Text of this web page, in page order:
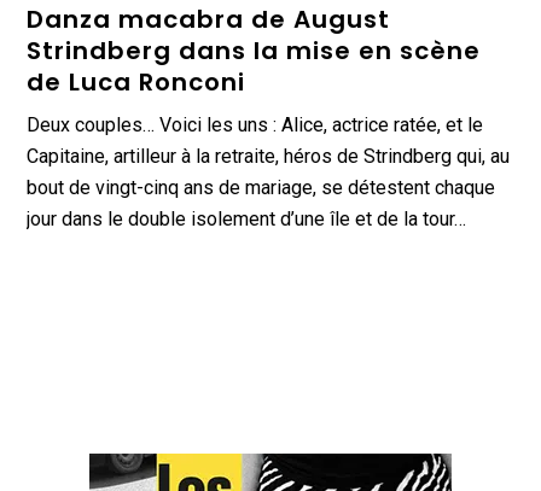
Danza macabra de August
Strindberg dans la mise en scène
de Luca Ronconi
Deux couples… Voici les uns : Alice, actrice ratée, et le
Capitaine, artilleur à la retraite, héros de Strindberg qui, au
bout de vingt-cinq ans de mariage, se détestent chaque
jour dans le double isolement d’une île et de la tour…